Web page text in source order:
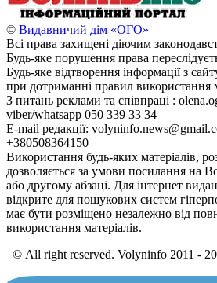
© Видавничий дім «ОГО»
Всі права захищені діючим
Будь-яке порушення права
Будь-яке відтворення інформації з
при дотриманні правил використання
З питань реклами та співпраці :
viber/whatsapp 050 339 33 34
E-mail редакції:
+380508364150
Використання будь-яких матеріалів,
дозволяється за умови посилання на
або другому абзаці. Для інтернет
відкрите для пошукових систем
має бути розміщено незалежно від
використання матеріалів.
© All right reserved. Volyninfo 2011 -